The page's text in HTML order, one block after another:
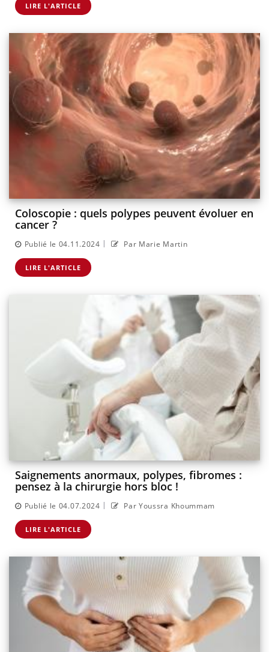
LIRE L'ARTICLE
Coloscopie : quels polypes peuvent évoluer en
cancer ?
Publié le 04.11.2024 | Par Marie Martin
LIRE L'ARTICLE
Saignements anormaux, polypes, fibromes :
pensez à la chirurgie hors bloc !
Publié le 04.07.2024 | Par Youssra Khoummam
LIRE L'ARTICLE